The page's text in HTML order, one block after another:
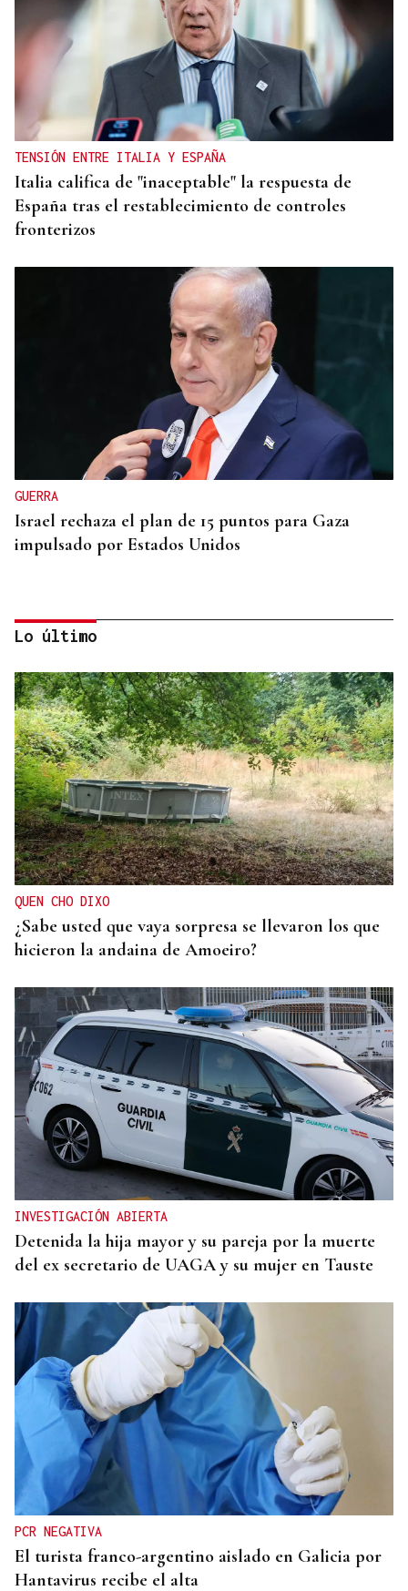
TENSIÓN ENTRE ITALIA Y ESPAÑA
Italia califica de "inaceptable" la respuesta de
España tras el restablecimiento de controles
fronterizos
GUERRA
Israel rechaza el plan de 15 puntos para Gaza
impulsado por Estados Unidos
ARSENAL MILITAR
Zelenski reclama a EEUU que aumente el número
de misiles
Lo último
QUEN CHO DIXO
¿Sabe usted que vaya sorpresa se llevaron los que
hicieron la andaina de Amoeiro?
INVESTIGACIÓN ABIERTA
Detenida la hija mayor y su pareja por la muerte
del ex secretario de UAGA y su mujer en Tauste
PCR NEGATIVA
El turista franco-argentino aislado en Galicia por
Hantavirus recibe el alta